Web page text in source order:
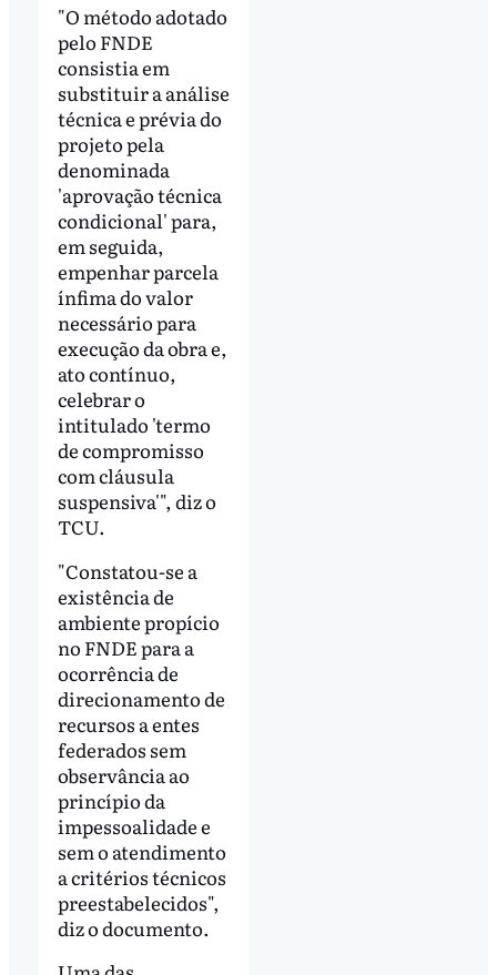
"O método adotado
pelo FNDE
consistia em
substituir a análise
técnica e prévia do
projeto pela
denominada
'aprovação técnica
condicional' para,
em seguida,
empenhar parcela
ínfima do valor
necessário para
execução da obra e,
ato contínuo,
celebrar o
intitulado 'termo
de compromisso
com cláusula
suspensiva'", diz o
TCU.
"Constatou-se a
existência de
ambiente propício
no FNDE para a
ocorrência de
direcionamento de
recursos a entes
federados sem
observância ao
princípio da
impessoalidade e
sem o atendimento
a critérios técnicos
preestabelecidos",
diz o documento.